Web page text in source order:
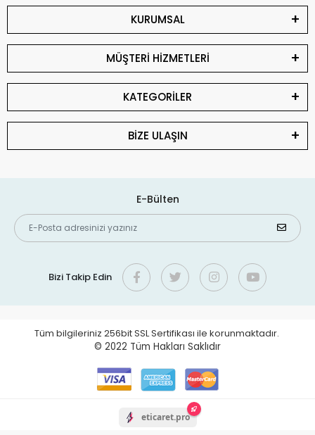
KURUMSAL
MÜŞTERİ HİZMETLERİ
KATEGORİLER
BİZE ULAŞIN
E-Bülten
Bizi Takip Edin
Tüm bilgileriniz 256bit SSL Sertifikası ile korunmaktadır.
© 2022 Tüm Hakları Saklıdır
eticaret.pro